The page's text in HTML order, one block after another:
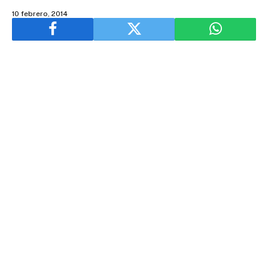
10 febrero, 2014